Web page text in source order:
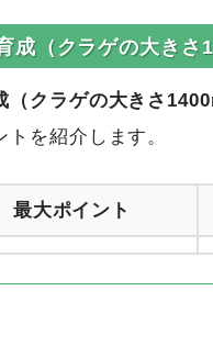
1 0円
成（クラゲの大きさ
（クラゲの大きさ
トを紹介します。